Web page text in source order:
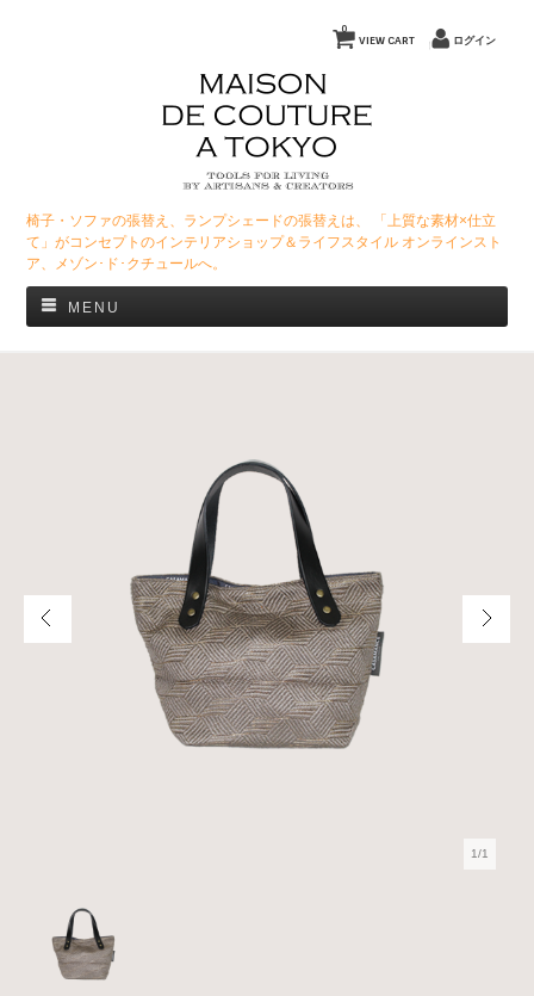
VIEW CART
0
ログイン
椅子・ソファの張替え、ランプシェードの張替えは、 「上質な素材×仕立
て」がコンセプトのインテリアショップ＆ライフスタイル オンラインスト
ア、メゾン･ド･クチュールへ。
MENU
1/1